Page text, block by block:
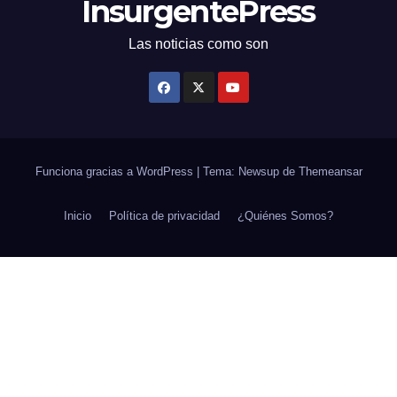
InsurgentePress
Las noticias como son
Funciona gracias a WordPress Tema: Newsup de Themeansar
Inicio Política de privacidad ¿Quiénes Somos?